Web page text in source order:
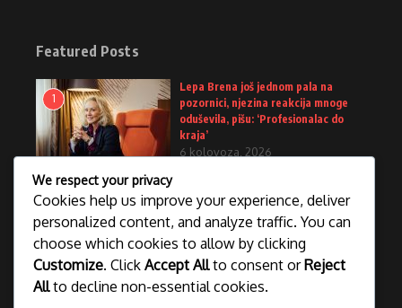
Featured Posts
1
Lepa Brena još jednom pala na
pozornici, njezina reakcija mnoge
oduševila, pišu: ‘Profesionalac do
kraja’
6 kolovoza, 2026
2
zarađivati
6 kolovoza, 2026
Severina tokom koncerta govorila o
We respect your privacy
Cookies help us improve your experience, deliver
personalized content, and analyze traffic. You can
choose which cookies to allow by clicking
Customize. Click Accept Allto consent orReject
Allto decline non-essential cookies.